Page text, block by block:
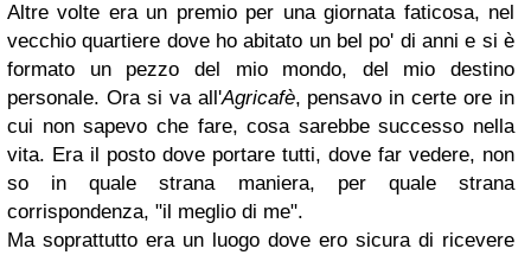
Altre volte era un premio per una giornata faticosa, nel
vecchio quartiere dove ho abitato un bel po' di anni e si è
formato un pezzo del mio mondo, del mio destino
personale. Ora si va all'Agricafè, pensavo in certe ore in
cui non sapevo che fare, cosa sarebbe successo nella
vita. Era il posto dove portare tutti, dove far vedere, non
so in quale strana maniera, per quale strana
corrispondenza, "il meglio di me".
Ma soprattutto era un luogo dove ero sicura di ricevere